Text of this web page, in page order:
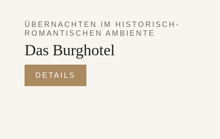
ÜBERNACHTEN IM HISTORISCH-
ROMANTISCHEN AMBIENTE
Das Burghotel
DETAILS